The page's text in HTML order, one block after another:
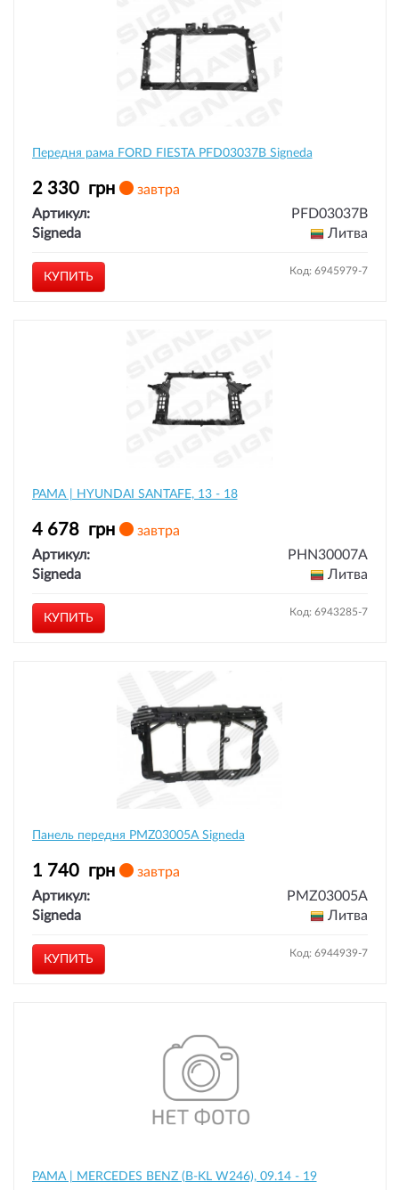
Передня рама FORD FIESTA PFD03037B Signeda
2 330 грн
завтра
Артикул:
PFD03037B
Signeda
Литва
КУПИТЬ Код: 6945979-7
РАМА | HYUNDAI SANTAFE, 13 - 18
4 678 грн
завтра
Артикул:
PHN30007A
Signeda
Литва
КУПИТЬ Код: 6943285-7
Панель передня PMZ03005A Signeda
1 740 грн
завтра
Артикул:
PMZ03005A
Signeda
Литва
КУПИТЬ Код: 6944939-7
РАМА | MERCEDES BENZ (B-KL W246), 09.14 - 19